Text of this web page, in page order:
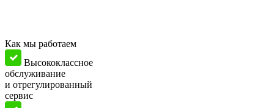
Как мы работаем
Высококлассное
обслуживание
и отрегулированный
сервис